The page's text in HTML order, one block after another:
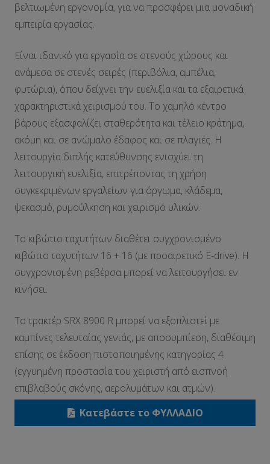
βελτιωμένη εργονομία, για να προσφέρει μια μοναδική
εμπειρία εργασίας.
Είναι ιδανικό για εργασία σε στενούς χώρους και
ανάμεσα σε στενές σειρές (περιβόλια, αμπέλια,
φυτώρια), όπου δείχνει την ευελιξία και τα εξαιρετικά
χαρακτηριστικά χειρισμού του. Το χαμηλό κέντρο
βάρους εξασφαλίζει σταθερότητα και τέλειο κράτημα,
ακόμη και σε ανώμαλο έδαφος και σε πλαγιές. Η
λειτουργία διπλής κατεύθυνσης ενισχύει τη
λειτουργική ευελιξία, επιτρέποντας τη χρήση
συγκεκριμένων εργαλείων για όργωμα, κλάδεμα,
ψεκασμό, ρυμούλκηση και χειρισμό υλικών.
Το κιβώτιο ταχυτήτων διαθέτει συγχρονισμένο
κιβώτιο ταχυτήτων 16 + 16 (με προαιρετικό E-drive). Η
συγχρονισμένη ρεβέρσα μπορεί να λειτουργήσει εν
κινήσει.
Το τρακτέρ SRX 8900 R μπορεί να εξοπλιστεί με
καμπίνες τελευταίας γενιάς, με αποσυμπίεση, διαθέσιμη
επίσης σε έκδοση πιστοποιημένης κατηγορίας 4
(εγγυημένη προστασία του χειριστή από εισπνοή
επιβλαβούς σκόνης, αερολυμάτων και ατμών).
Κατεβάστε το ΦΥΛΛΑΔΙΟ